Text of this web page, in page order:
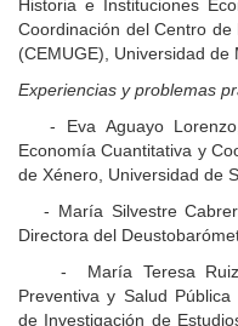
Historia e Instituciones
Coordinación del Centro
(CEMUGE), Universidad de
Experiencias y problemas
- Eva Aguayo Lorenzo,
Economía Cuantitativa y
de Xénero, Universidad de
- María Silvestre
Directora del
- María Teresa Ruiz
Preventiva y Salud Pública
de Investigación de